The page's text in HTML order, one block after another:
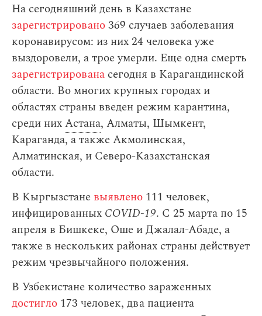
На сегодняшний день в Казахстане
зарегистрировано369 случаев заболевания
коронавирусом: из них 24 человека уже
выздоровели, а трое умерли. Еще одна смерть
зарегистрирована сегодня в Карагандинской
области. Во многих крупных городах и
областях страны введен режим карантина,
среди нихАстана, Алматы, Шымкент,
Караганда, а также Акмолинская,
Алматинская, и Северо-Казахстанская
области.
В Кыргызстане выявлено 111 человек,
инфицированных COVID-19. С 25 марта по 15
апреля в Бишкеке, Оше и Джалал-Абаде, а
также в нескольких районах страны действует
режим чрезвычайного положения.
В Узбекистане количество зараженных
достигло 173 человек, два пациента